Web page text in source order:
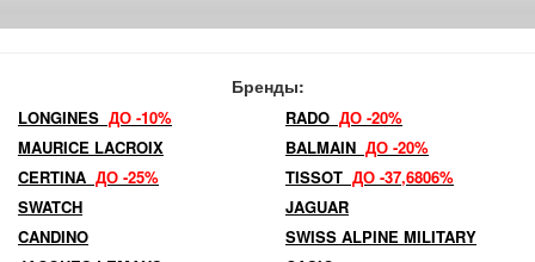
Бренды:
LONGINES ДО -10% RADO ДО -20%
MAURICE LACROIX
BALMAIN ДО -20%
CERTINA ДО -25% TISSOT ДО -37,6806%
SWATCH
JAGUAR
CANDINO
SWISS ALPINE MILITARY